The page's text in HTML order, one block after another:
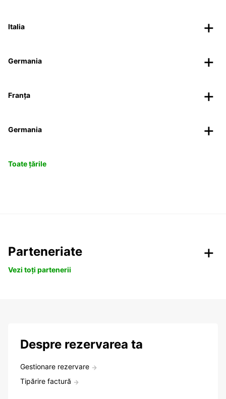
Italia
Germania
Franța
Germania
Toate țările
Parteneriate
Vezi toți partenerii
Despre rezervarea ta
Gestionare rezervare
Tipărire factură